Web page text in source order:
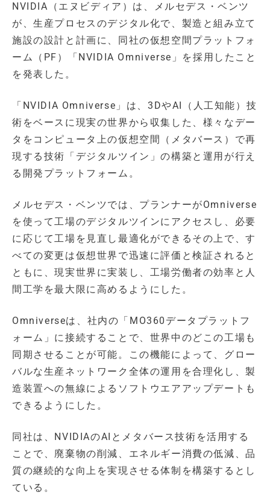
NVIDIA（エヌビディア）は、メルセデス・ベンツ
が、生産プロセスのデジタル化で、製造と組み立て
施設の設計と計画に、同社の仮想空間プラットフォ
ーム（PF）「NVIDIA Omniverse」を採用したこと
を発表した。
「NVIDIA Omniverse」は、3DやAI（人工知能）技
術をベースに現実の世界から収集した、様々なデー
タをコンピュータ上の仮想空間（メタバース）で再
現する技術「デジタルツイン」の構築と運用が行え
る開発プラットフォーム。
メルセデス・ベンツでは、プランナーがOmniverse
を使って工場のデジタルツインにアクセスし、必要
に応じて工場を見直し最適化ができるその上で、す
べての変更は仮想世界で迅速に評価と検証されると
ともに、現実世界に実装し、工場労働者の効率と人
間工学を最大限に高めるようにした。
Omniverseは、社内の「MO360データプラットフ
ォーム」に接続することで、世界中のどこの工場も
同期させることが可能。この機能によって、グロー
バルな生産ネットワーク全体の運用を合理化し、製
造装置への無線によるソフトウエアアップデートも
できるようにした。
同社は、NVIDIAのAIとメタバース技術を活用する
ことで、廃棄物の削減、エネルギー消費の低減、品
質の継続的な向上を実現させる体制を構築するとし
ている。